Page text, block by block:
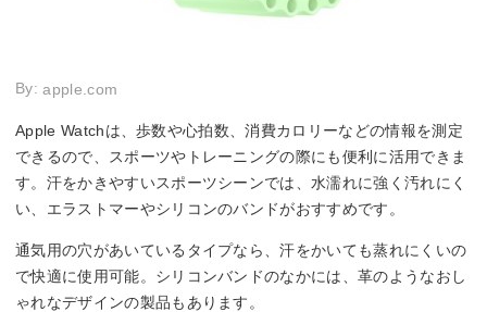
By:apple.com
Apple Watchは、歩数や心拍数、消費カロリーなどの情報を測定
できるので、スポーツやトレーニングの際にも便利に活用できま
す。汗をかきやすいスポーツシーンでは、水濡れに強く汚れにく
い、エラストマーやシリコンのバンドがおすすめです。
通気用の穴があいているタイプなら、汗をかいても蒸れにくいの
で快適に使用可能。シリコンバンドのなかには、革のようなおし
ゃれなデザインの製品もあります。